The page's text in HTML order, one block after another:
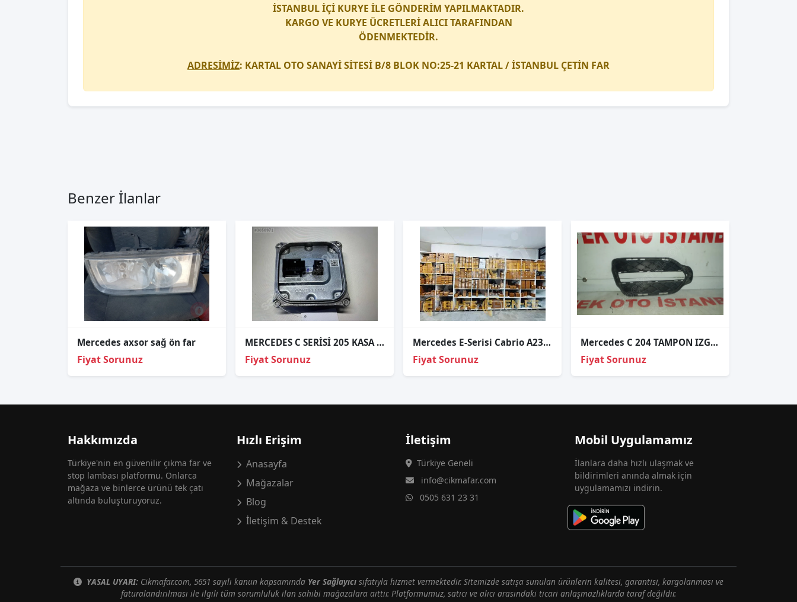
İSTANBUL İÇİ KURYE İLE GÖNDERİM YAPILMAKTADIR.
KARGO VE KURYE ÜCRETLERİ ALICI TARAFINDAN
ÖDENMEKTEDİR.
ADRESİMİZ: KARTAL OTO SANAYİ SİTESİ B/8 BLOK NO:25-21 KARTAL / İSTANBUL ÇETİN FAR
Benzer İlanlar
Mercedes axsor sağ ön far
Fiyat Sorunuz
MERCEDES C SERİSİ 205 KASA FAR BEYNİ A2228700789
Fiyat Sorunuz
Mercedes E-Serisi Cabrio A238 2017-2020 Led Far Beyni A2139005304
Fiyat Sorunuz
Mercedes C 204 TAMPON IZGARASI GÜNDÜZ LEDİ SAĞ A2048857223
Fiyat Sorunuz
Hakkımızda
Türkiye'nin en güvenilir çıkma far ve
stop lambası platformu. Onlarca
mağaza ve binlerce ürünü tek çatı
altında buluşturuyoruz.
Hızlı Erişim
Anasayfa
Mağazalar
Blog
İletişim & Destek
İletişim
Türkiye Geneli
info@cikmafar.com
0505 631 23 31
Mobil Uygulamamız
İlanlara daha hızlı ulaşmak ve
bildirimleri anında almak için
uygulamamızı indirin.
YASAL UYARI: Cikmafar.com, 5651 sayılı kanun kapsamında Yer Sağlayıcı sıfatıyla hizmet vermektedir. Sitemizde satışa sunulan ürünlerin kalitesi, garantisi, kargolanması ve
faturalandırılması ile ilgili tüm sorumluluk ilan sahibi mağazalara aittir. Platformumuz, satıcı ve alıcı arasındaki ticari anlaşmazlıklarda taraf değildir.